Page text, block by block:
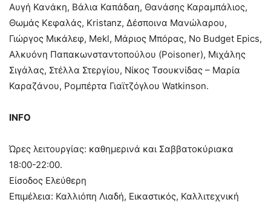
Αυγή Κανάκη, Βάλια Καπάδαη, Θανάσης Καραμπάλιος,
Θωμάς Κεφαλάς, Kristanz, Δέσποινα Μανώλαρου,
Γιώργος Μικάλεφ, Mekl, Μάριος Μπόρας, No Budget Epics,
Αλκυόνη Παπακωνσταντοπούλου (Poisoner), Μιχάλης
Σιγάλας, Στέλλα Στεργίου, Νίκος Τσουκνίδας – Μαρία
Καραζάνου, Ρομπέρτα Γιαϊτζόγλου Watkinson.
INFO
Ώρες λειτουργίας: καθημερινά και Σαββατοκύριακα
18:00-22:00.
Είσοδος Ελεύθερη
Επιμέλεια: Καλλιόπη Λιαδή, Εικαστικός, Καλλιτεχνική